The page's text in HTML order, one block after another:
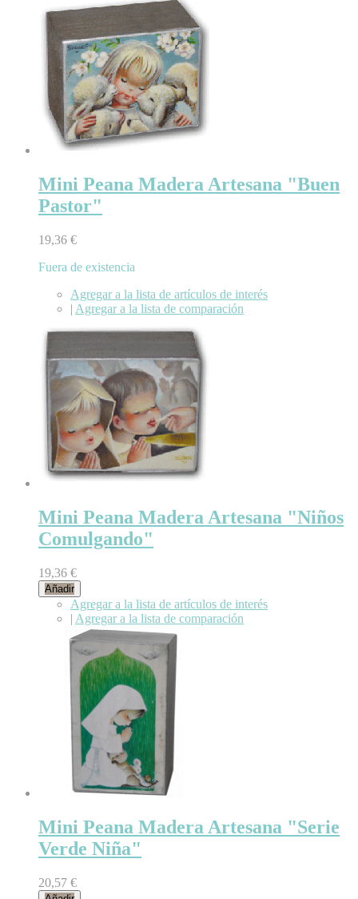
Mini Peana Madera Artesana "Buen
Pastor"
19,36 €
Fuera de existencia
Agregar a la lista de artículos de interés
| Agregar a la lista de comparación
Mini Peana Madera Artesana "Niños
Comulgando"
19,36 €
Añadir
Agregar a la lista de artículos de interés
| Agregar a la lista de comparación
Mini Peana Madera Artesana "Serie
Verde Niña"
20,57 €